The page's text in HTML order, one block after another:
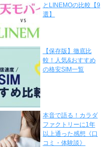
とLINEMOの比較【9
選】
【保存版】徹底比
較！人気&おすすめ
の格安SIM一覧
本音で語る！カラダ
ファクトリーに1年
以上通った感想《口
コミ・体験談》